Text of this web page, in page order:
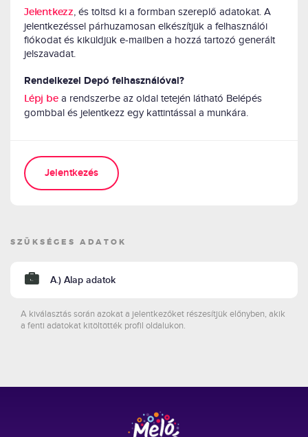
Jelentkezz, és töltsd ki a formban szereplő adatokat. A
jelentkezéssel párhuzamosan elkészítjük a felhasználói
fiókodat és kiküldjük e-mailben a hozzá tartozó generált
jelszavadat.
Rendelkezel Depó felhasználóval?
Lépj bea rendszerbe az oldal tetején látható Belépés
gombbal és jelentkezz egy kattintással a munkára.
Jelentkezés
SZÜKSÉGES ADATOK
A.) Alap adatok
A kiválasztás során azokat a jelentkezőket részesítjük előnyben, akik
a fenti adatokat kitöltötték profil oldalukon.